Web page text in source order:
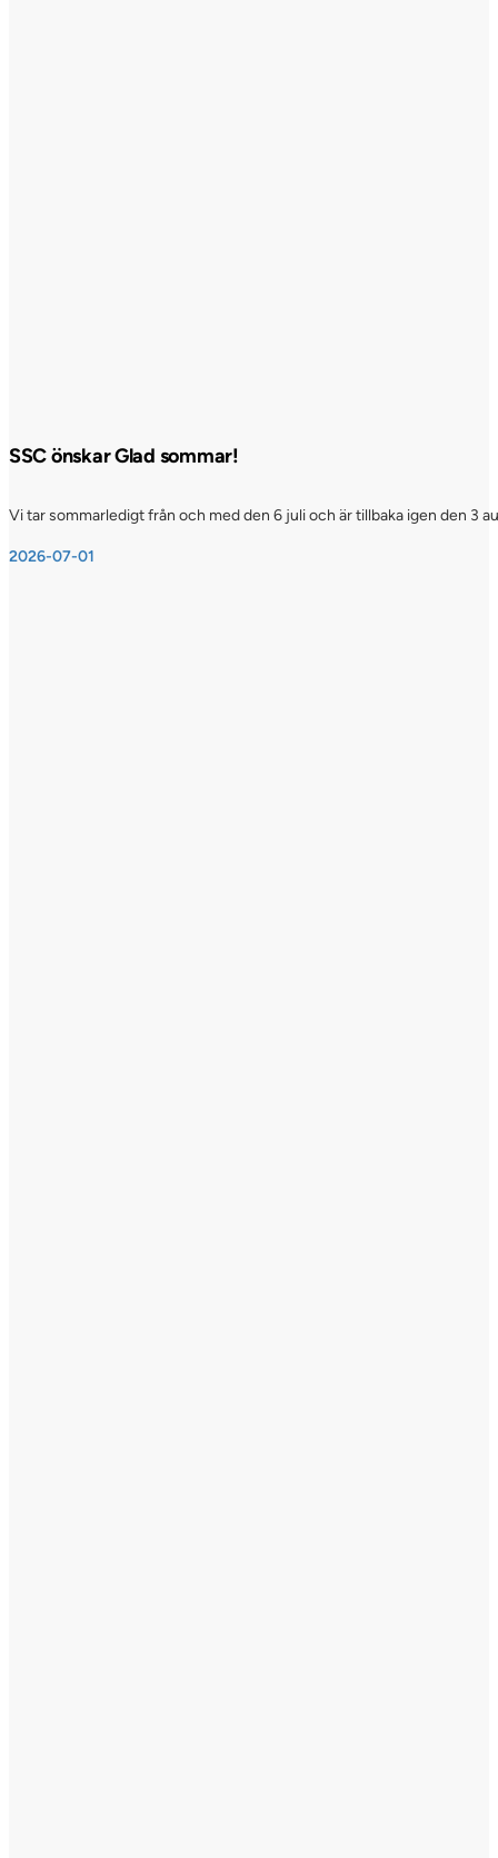
SSC önskar Glad sommar!
Vi tar sommarledigt från och med den 6 juli och är tillbaka igen den 3
2026-07-01